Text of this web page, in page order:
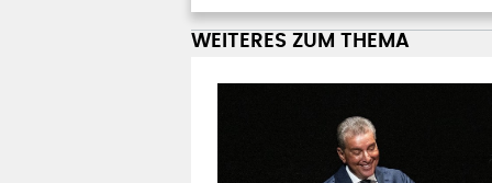
WEITERES ZUM THEMA